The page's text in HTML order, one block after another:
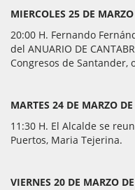
MIERCOLES 25 DE
20:00 H. Fernando
del ANUARIO DE
Congresos de
MARTES 24 DE MARZO
11:30 H. El Alcalde se
Puertos, Maria Tejerina.
VIERNES 20 DE MARZO